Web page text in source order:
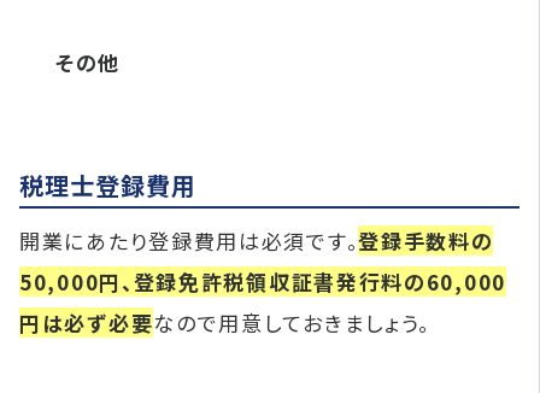
その他
税理士登録費用
開業にあたり登録費用は必須です。登録手数料の
50,000円、登録免許税領収証書発行料の60,000
円は必ず必要なので用意しておきましょう。